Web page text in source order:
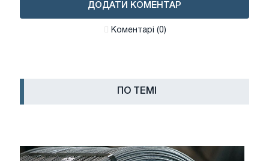
ДОДАТИ КОМЕНТАР
Коментарі (0)
ПО ТЕМІ